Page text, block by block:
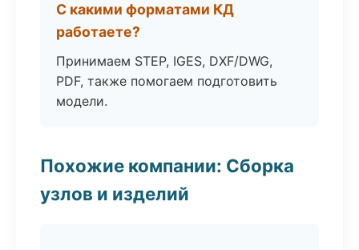
С какими форматами КД
работаете?
Принимаем STEP, IGES, DXF/DWG,
PDF, также помогаем подготовить
модели.
Похожие компании: Сборка
узлов и изделий